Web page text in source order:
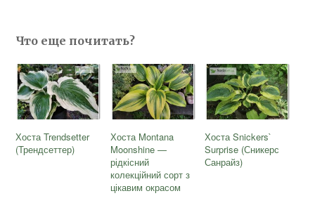
Что еще почитать?
Хоста Trendsetter
(Трендсеттер)
Хоста Montana
Moonshine —
рідкісний
колекційний сорт з
цікавим окрасом
Хоста Snickers`
Surprise (Сникерс
Санрайз)